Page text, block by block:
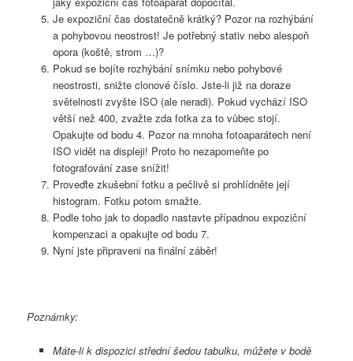
Je expoziční čas dostatečně krátký? Pozor na rozhýbání
a pohybovou neostrost! Je potřebný stativ nebo alespoň
opora (koště, strom …)?
Pokud se bojíte rozhýbání snímku nebo pohybové
neostrosti, snižte clonové číslo. Jste-li již na doraze
světelnosti zvyšte ISO (ale neradi). Pokud vychází ISO
větší než 400, zvažte zda fotka za to vůbec stojí.
Opakujte od bodu 4. Pozor na mnoha fotoaparátech není
ISO vidět na displeji! Proto ho nezapomeňte po
fotografování zase snížit!
Proveďte zkušební fotku a pečlivě si prohlídněte její
histogram. Fotku potom smažte.
Podle toho jak to dopadlo nastavte případnou expoziční
kompenzaci a opakujte od bodu 7.
Nyní jste připraveni na finální záběr!
Poznámky:
Máte-li k dispozici střední šedou tabulku, můžete v bodě